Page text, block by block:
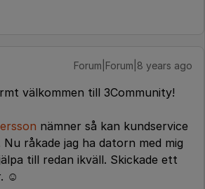
Forum|Forum|8 years ago
välkommen till 3Community!
nämner så kan kundservice
råkade jag ha datorn med mig
till redan ikväll. Skickade ett
☺️